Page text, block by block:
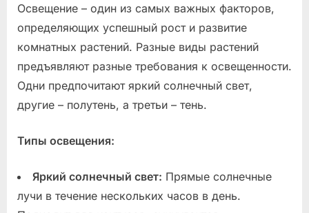
Освещение – один из самых важных факторов,
определяющих успешный рост и развитие
комнатных растений. Разные виды растений
предъявляют разные требования к освещенности.
Одни предпочитают яркий солнечный свет,
другие – полутень, а третьи – тень.
Типы освещения:
Яркий солнечный свет: Прямые солнечные
лучи в течение нескольких часов в день.